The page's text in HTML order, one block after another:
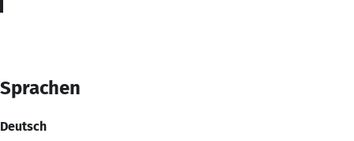
Sprachen
Deutsch